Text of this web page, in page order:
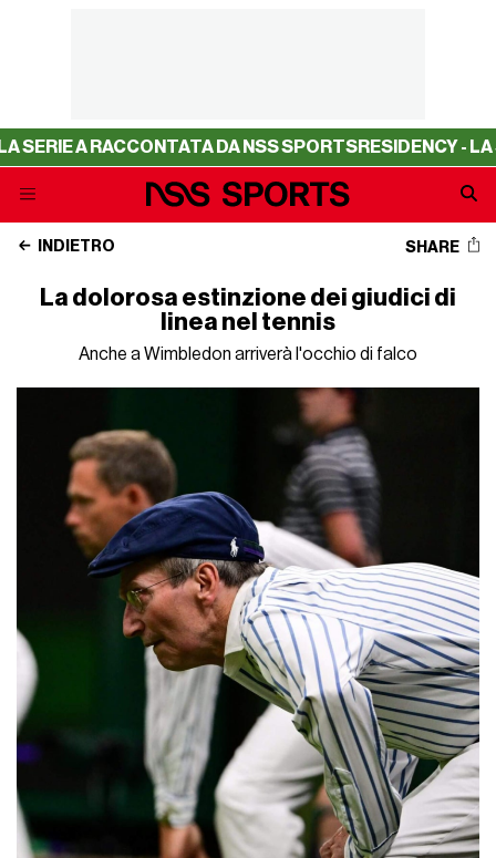
A RACCONTATA DA NSS SPORTSRESIDENCY - LA SERIE
INDIETRO SHARE
La dolorosa estinzione dei giudici di
linea nel tennis
Anche a Wimbledon arriverà l'occhio di falco